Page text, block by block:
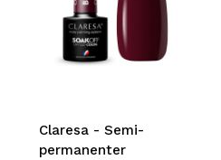
Claresa - Semi-
permanenter